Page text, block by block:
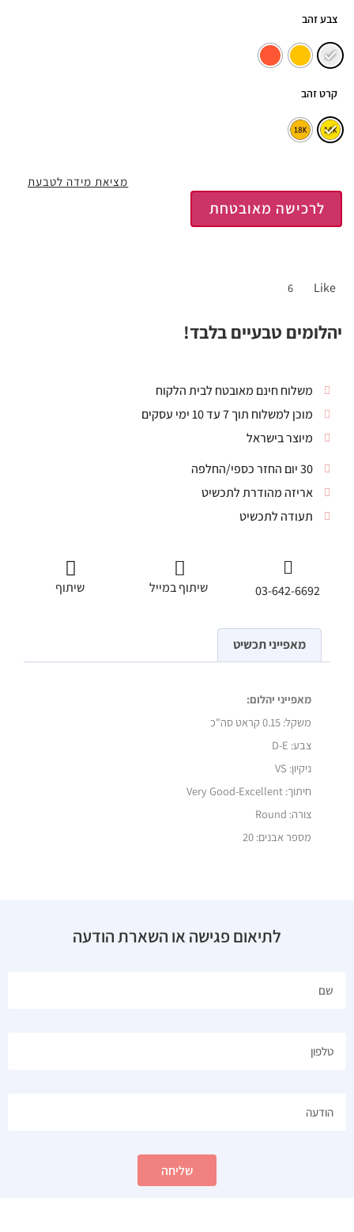
צבע זהב
קרט זהב
לרכישה מאובטחת
Like
6
מציאת מידה לטבעת
יהלומים טבעיים בלבד!
משלוח חינם מאובטח לבית הלקוח
מוכן למשלוח תוך 7 עד 10 ימי עסקים
מיוצר בישראל
30 יום החזר כספי/החלפה
אריזה מהודרת לתכשיט
תעודה לתכשיט
03-642-6692 שיתוף במייל שיתוף
מאפייני תכשיט
מאפייני יהלום:
משקל: 0.15 קראט סה"כ
צבע: D-E
ניקיון: VS
חיתוך: Very Good-Excellent
צורה: Round
מספר אבנים: 20
לתיאום פגישה או השארת הודעה
שליחה